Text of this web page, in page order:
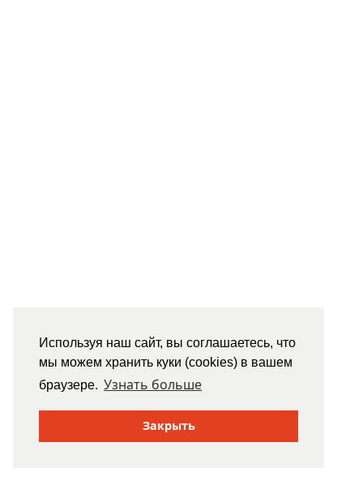
Используя наш сайт, вы соглашаетесь, что
мы можем хранить куки (cookies) в вашем
браузере. Узнать больше
Закрыть